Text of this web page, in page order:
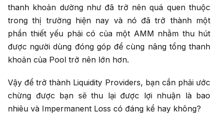
thanh khoản dường như đã trở nên quá quen thuộc
trong thị trường hiện nay và nó đã trở thành một
phần thiết yếu phải có của một AMM nhằm thu hút
được người dùng đóng góp để cùng nâng tổng thanh
khoản của Pool trở nên lớn hơn.
Vậy để trở thành Liquidity Providers, bạn cần phải ước
chừng được bạn sẽ thu lại được lợi nhuận là bao
nhiêu và Impermanent Loss có đáng kể hay không?